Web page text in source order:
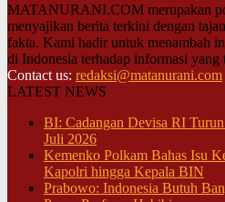
MATANURANI.COM merupakan
menyajikan berita terkini dengan
fakta. Kami hadir untuk menambah
di Indonesia terhadap informasi
Contact us: redaksi@matanurani.com
LATEST NEWS
BI: Cadangan Devisa RI
Juli 2026
Kemenko Polkam Bahas Isu
Kapolri hingga Kepala BIN
Prabowo: Indonesia Butuh